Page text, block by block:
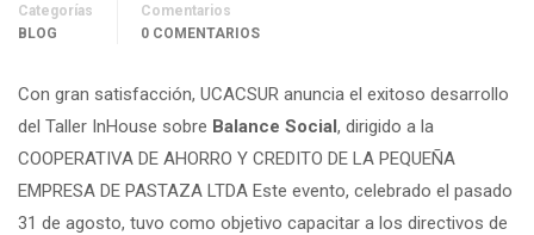
Categorías
BLOG
Comentarios
0 COMENTARIOS
Con gran satisfacción, UCACSUR anuncia el exitoso desarrollo
del Taller InHouse sobre Balance Social, dirigido a la
COOPERATIVA DE AHORRO Y CREDITO DE LA PEQUEÑA
EMPRESA DE PASTAZA LTDA Este evento, celebrado el pasado
31 de agosto, tuvo como objetivo capacitar a los directivos de